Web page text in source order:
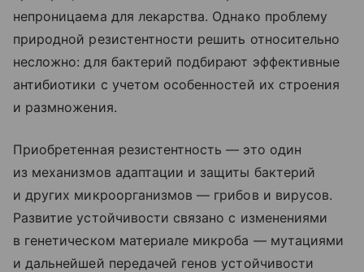
непроницаема для лекарства. Однако проблему
природной резистентности решить относительно
несложно: для бактерий подбирают эффективные
антибиотики с учетом особенностей их строения
и размножения.
Приобретенная резистентность — это один
из механизмов адаптации и защиты бактерий
и других микроорганизмов — грибов и вирусов.
Развитие устойчивости связано с изменениями
в генетическом материале микроба — мутациями
и дальнейшей передачей генов устойчивости